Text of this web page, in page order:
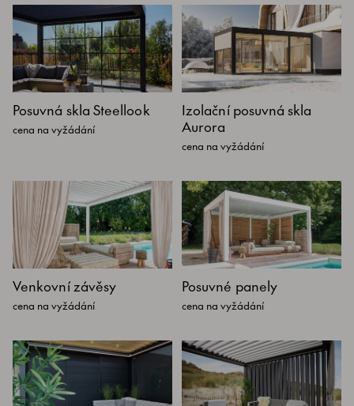
Posuvná skla Steellook
cena na vyžádání
Izolační posuvná skla
Aurora
cena na vyžádání
Venkovní závěsy
cena na vyžádání
Posuvné panely
cena na vyžádání